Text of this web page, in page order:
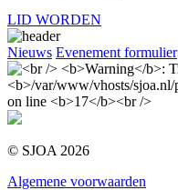
LID WORDEN
Nieuws Evenement formulier
© SJOA 2026
Algemene voorwaarden